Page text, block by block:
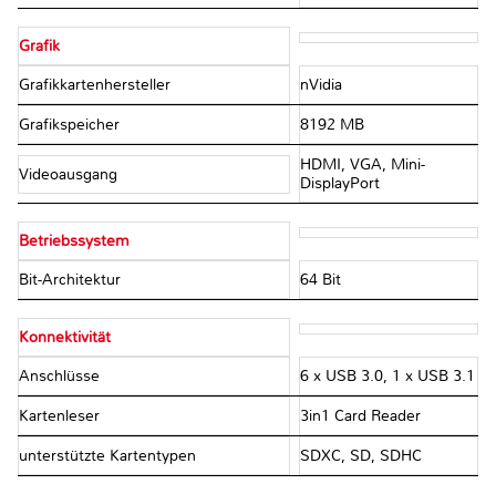
Grafik
Grafikkartenhersteller nVidia
Grafikspeicher 8192 MB
Videoausgang
HDMI, VGA, Mini-
DisplayPort
Betriebssystem
Bit-Architektur 64 Bit
Konnektivität
Anschlüsse 6 x USB 3.0, 1 x USB 3.1
Kartenleser 3in1 Card Reader
unterstützte Kartentypen SDXC, SD, SDHC